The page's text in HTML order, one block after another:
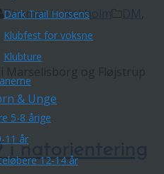
Dark Trail Horsens
Klubfest for voksne
Klubture
& Unge
5-8 årige
11 år
12-14 år
Thomas H. Kokholm
i natorientering